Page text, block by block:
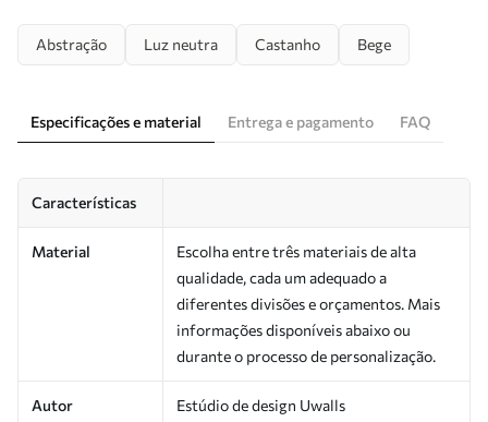
Abstração Luz neutra Castanho Bege
Especificações e material Entrega e pagamento FAQ
Características
Material
Escolha entre três materiais de alta
qualidade, cada um adequado a
diferentes divisões e orçamentos. Mais
informações disponíveis abaixo ou
durante o processo de personalização.
Autor Estúdio de design Uwalls